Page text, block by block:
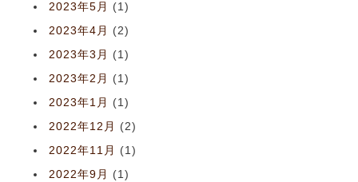
2023年5月
(1)
2023年4月
(2)
2023年3月
(1)
2023年2月
(1)
2023年1月
(1)
2022年12月
(2)
2022年11月
(1)
2022年9月
(1)